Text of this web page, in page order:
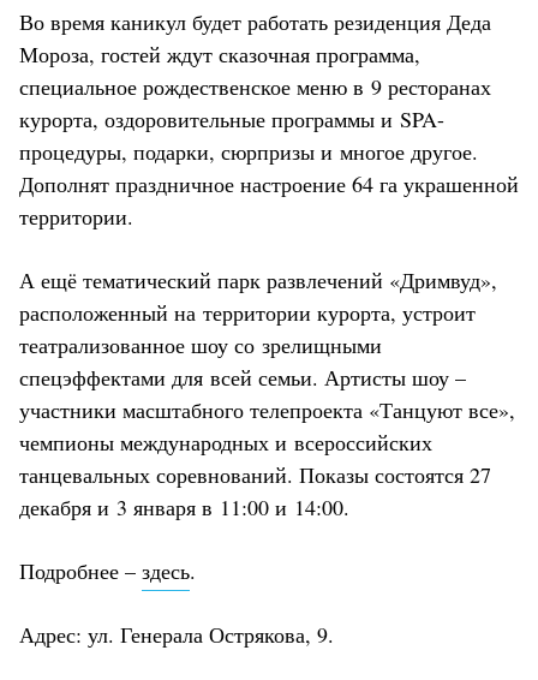
Во время каникул будет работать резиденция Деда
Мороза, гостей ждут сказочная программа,
специальное рождественское меню в 9 ресторанах
курорта, оздоровительные программы и SPA-
процедуры, подарки, сюрпризы и многое другое.
Дополнят праздничное настроение 64 га украшенной
территории.
А ещё тематический парк развлечений «Дримвуд»,
расположенный на территории курорта, устроит
театрализованное шоу со зрелищными
спецэффектами для всей семьи. Артисты шоу –
участники масштабного телепроекта «Танцуют все»,
чемпионы международных и всероссийских
танцевальных соревнований. Показы состоятся 27
декабря и 3 января в 11:00 и 14:00.
Подробнее – здесь.
Адрес: ул. Генерала Острякова, 9.